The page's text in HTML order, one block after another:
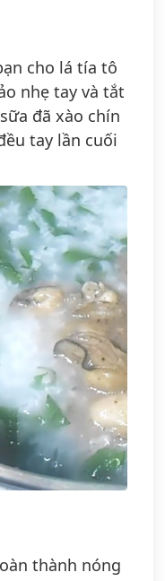
cho lá tía tô
nhẹ tay và tắt
đã xào chín
tay lần cuối
thành nóng